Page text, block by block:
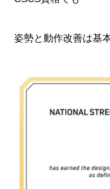
姿勢と動作改善は基